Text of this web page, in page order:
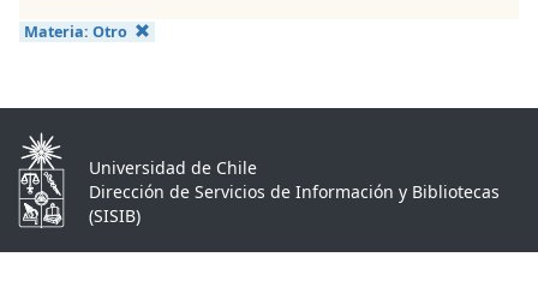
Materia: Otro
Universidad de Chile
Dirección de Servicios de Información y Bibliotecas
(SISIB)